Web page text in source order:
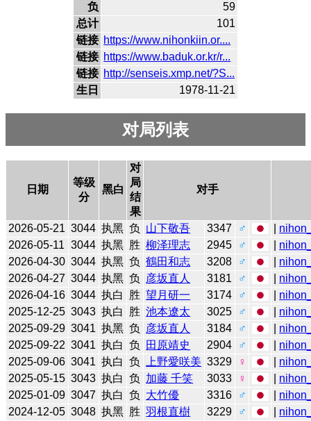
负
59
总计
101
链接 https://www.nihonkiin.or....
链接 https://www.baduk.or.kr/r...
链接 http://senseis.xmp.net/?S...
生日
1978-11-21
对局列表
日期
等级
分
黑白
对
局
结
果
对手
2026-05-21 3044 执黑 负 山下敬吾 3347 ♂
2026-05-11 3044 执黑 胜 柳泽理志 2945 ♂
2026-04-30 3044 执黑 负 鶴田和志 3208 ♂
2026-04-27 3044 执黑 负 彦坂直人 3181 ♂
2026-04-16 3044 执白 胜 望月研一 3174 ♂
2025-12-25 3043 执白 胜 池本遼太 3025 ♂
2025-09-29 3041 执黑 负 彦坂直人 3184 ♂
2025-09-22 3041 执白 负 田原靖史 2904 ♂
2025-09-06 3041 执白 负 上野愛咲美 3329 ♀
2025-05-15 3043 执白 负 加藤 千笑 3033 ♀
2025-01-09 3047 执白 负 大竹優 3316 ♂
2024-12-05 3048 执黑 胜 羽根直樹 3229 ♂